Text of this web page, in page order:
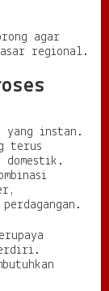
agar
regional.
yang instan.
terus
domestik.